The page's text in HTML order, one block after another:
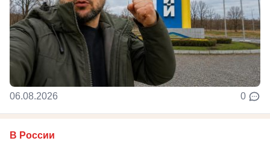
06.08.2026 0
В России